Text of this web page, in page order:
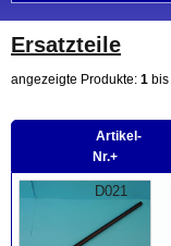
Ersatzteile
angezeigte Produkte: 1 bis
Artikel-
Nr.+
D021